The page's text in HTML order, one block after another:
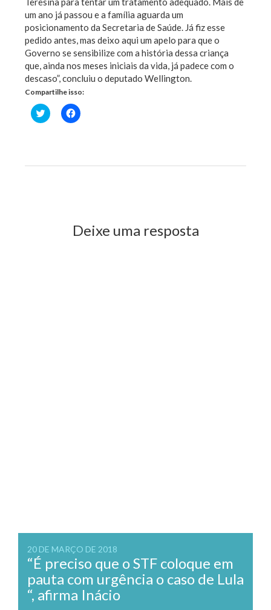
um ano já passou e a família aguarda um
posicionamento da Secretaria de Saúde. Já fiz esse
pedido antes, mas deixo aqui um apelo para que o
Governo se sensibilize com a história dessa criança
que, ainda nos meses iniciais da vida, já padece com o
descaso”, concluiu o deputado Wellington.
Compartilhe isso:
Clique
para
janela)
Clique
para
janela)
Deixe uma resposta
20 DE MARÇO DE 2018
“É preciso que o STF coloque em
pauta com urgência o caso de Lula
“, afirma Inácio